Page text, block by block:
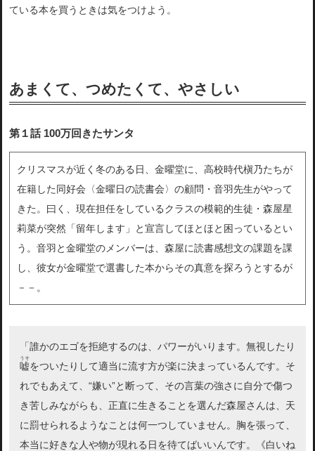
ている本を買うときは気をつけよう。
あまくて、つめたくて、やさしい
第１話 100万回きたサンタ
クリスマスが近く冬のある日、金曜堂に、高校時代槇乃たちが
在籍した同好会〈金曜日の読書会〉の顧問・音羽先生がやって
きた。曰く、現在担任をしているクラスの模範的生徒・森屋星
莉菜が突然「留年します」と宣言してほとほと困っているとい
う。音羽と金曜堂のメンバーは、森屋に読書感想文の課題を課
し、彼女が金曜堂で選書した本からその真意を探ろうとするが
－－。
「誰かのエゴを拒絶するのは、パワーがいります。無視したり
嘘
うそ
をついたりして適当に流す方が楽に決まっているんです。そ
れでもあえて、“嫌い”と断って、その言葉の強さに自分で傷つ
き苦しみながらも、正直に生きることを選んだ森屋さんは、天
に罰せられるようなことは何一つしていません。胸を張って、
本当に好きな人や物が現れる日を待てばいいんです。《白いね